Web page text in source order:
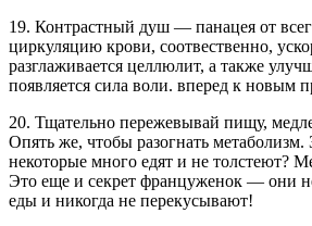
19. Контрастный душ — панацея от
циркуляцию крови, соотвественно,
разглаживается целлюлит, а также
появляется сила воли. вперед к новым
20. Тщательно пережевывай пищу,
Опять же, чтобы разогнать
некоторые много едят и не толстеют?
Это еще и секрет француженок — они
еды и никогда не перекусывают!